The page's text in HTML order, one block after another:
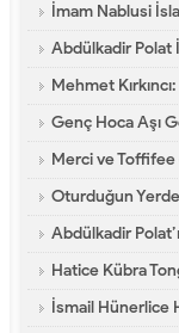
Genç Hoca Aşı
Merci ve Toffifee
İsmail Hünerlice